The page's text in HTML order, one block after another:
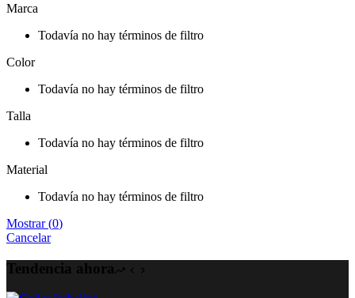
Marca
Todavía no hay términos de filtro
Color
Todavía no hay términos de filtro
Talla
Todavía no hay términos de filtro
Material
Todavía no hay términos de filtro
Mostrar(0)
Cancelar
Tendencia ahora